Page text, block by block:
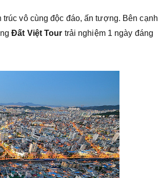
vô cùng độc đáo, ấn tượng. Bên cạnh
Đất Việt Tour trải nghiệm 1 ngày đáng